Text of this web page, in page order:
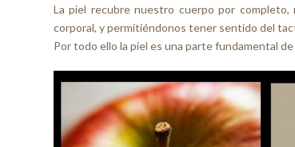
La piel recubre nuestro cuerpo por
corporal, y permitiéndonos tener sentido del
Por todo ello la piel es una parte fundamental